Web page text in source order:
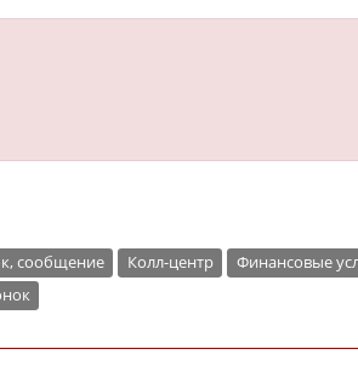
сообщение Колл-центр
Финансовые